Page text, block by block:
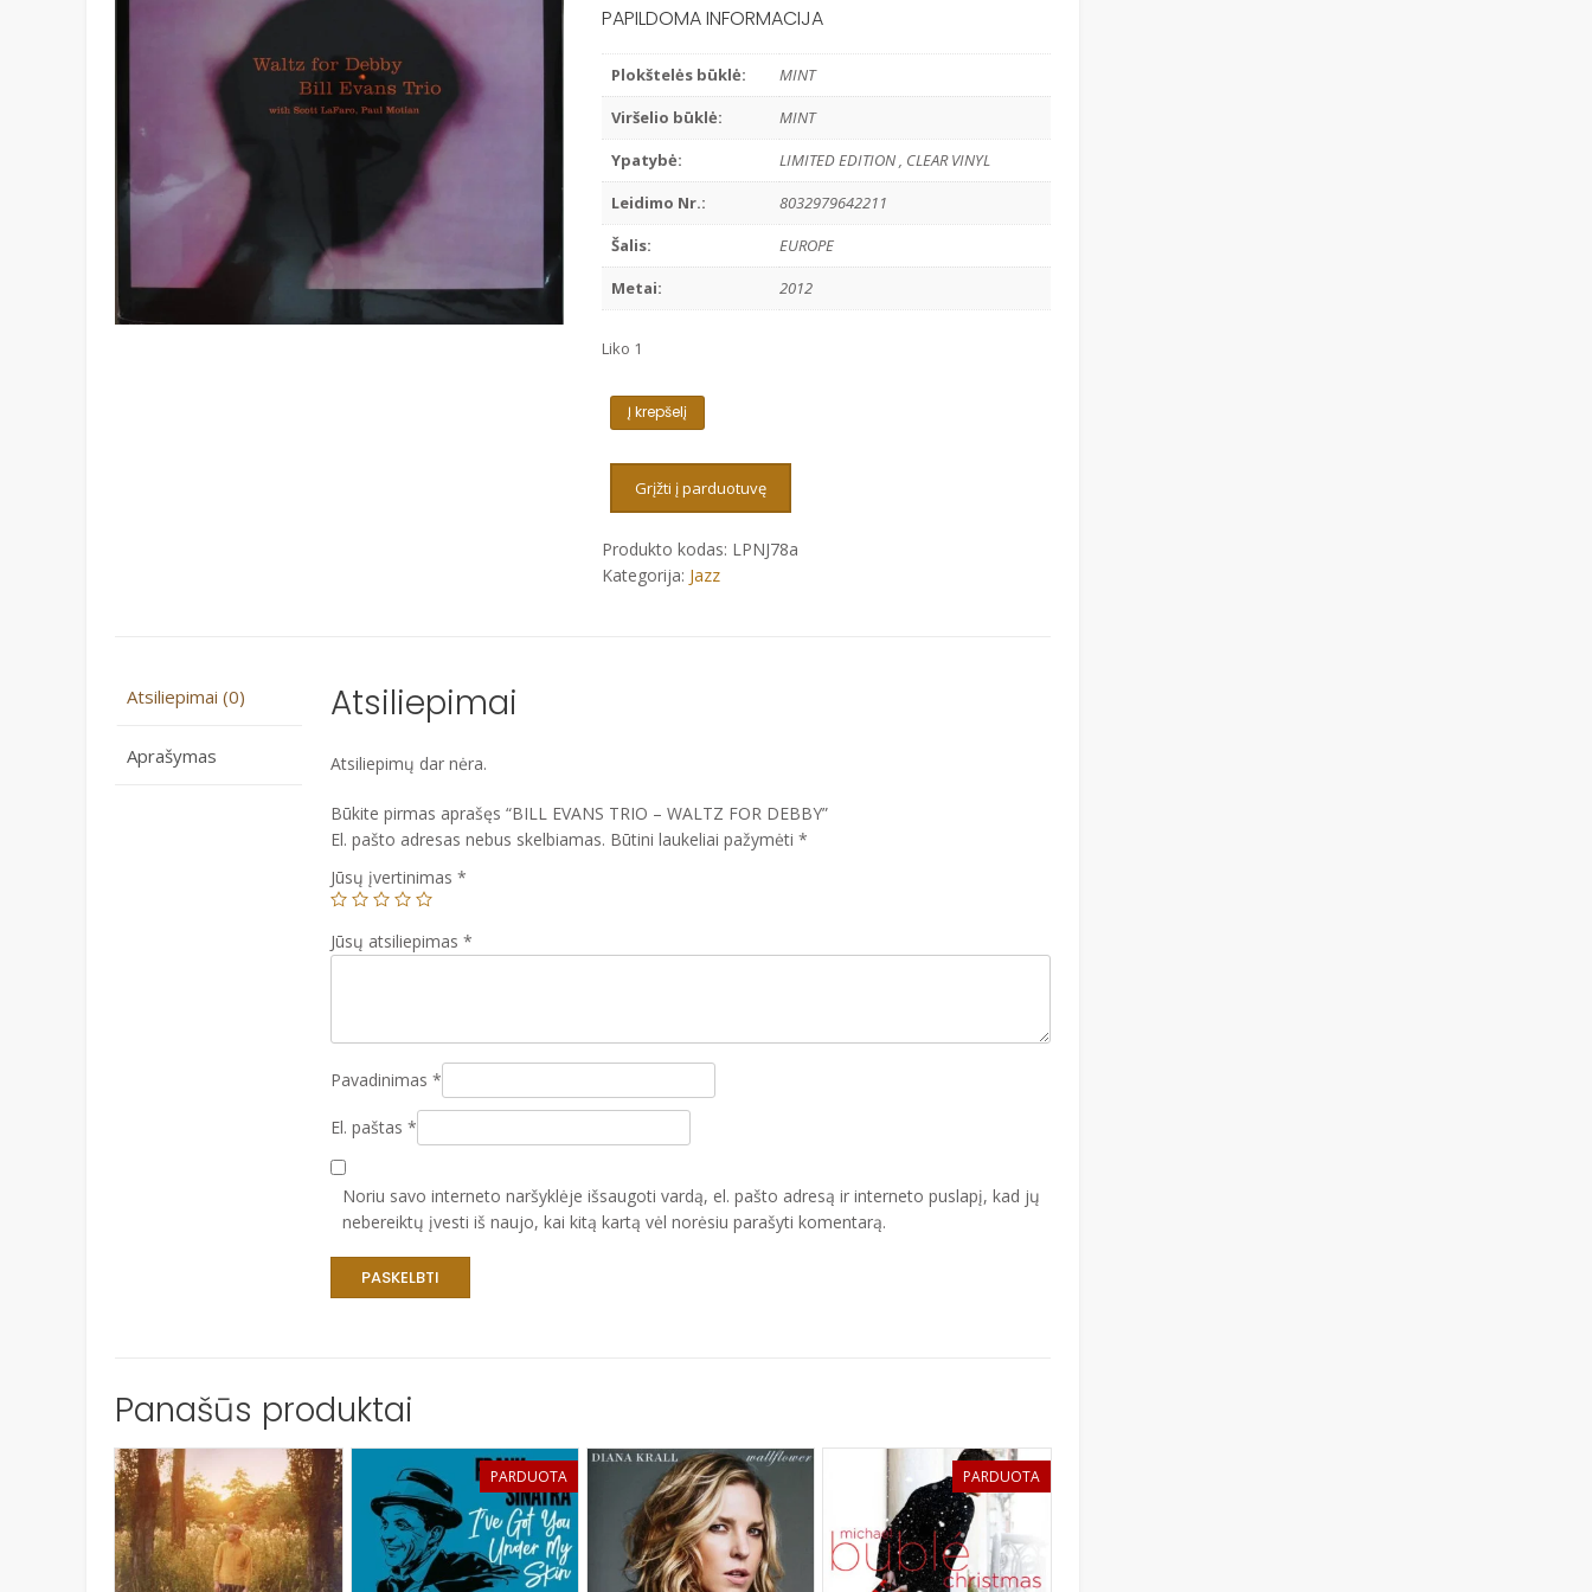
PAPILDOMA INFORMACIJA
Plokštelės būklė:
MINT
Viršelio būklė:
MINT
Ypatybė:
LIMITED EDITION , CLEAR VINYL
Leidimo Nr.:
8032979642211
Šalis:
EUROPE
Metai:
2012
Liko 1
produkto
kiekis:
BILL
EVANS
TRIO
Į krepšelį
Grįžti į parduotuvę
Produkto kodas: LPNJ78a
Kategorija: Jazz
Atsiliepimai (0)
Aprašymas
Atsiliepimai
Atsiliepimų dar nėra.
Būkite pirmas aprašęs “BILL EVANS TRIO – WALTZ FOR DEBBY”
El. pašto adresas nebus skelbiamas. Būtini laukeliai pažymėti *
Jūsų įvertinimas *
Jūsų atsiliepimas *
Pavadinimas *
El. paštas *
Noriu savo interneto naršyklėje išsaugoti vardą, el. pašto adresą ir interneto puslapį, kad jų
nebereiktų įvesti iš naujo, kai kitą kartą vėl norėsiu parašyti komentarą.
Panašūs produktai
PARDUOTA PARDUOTA